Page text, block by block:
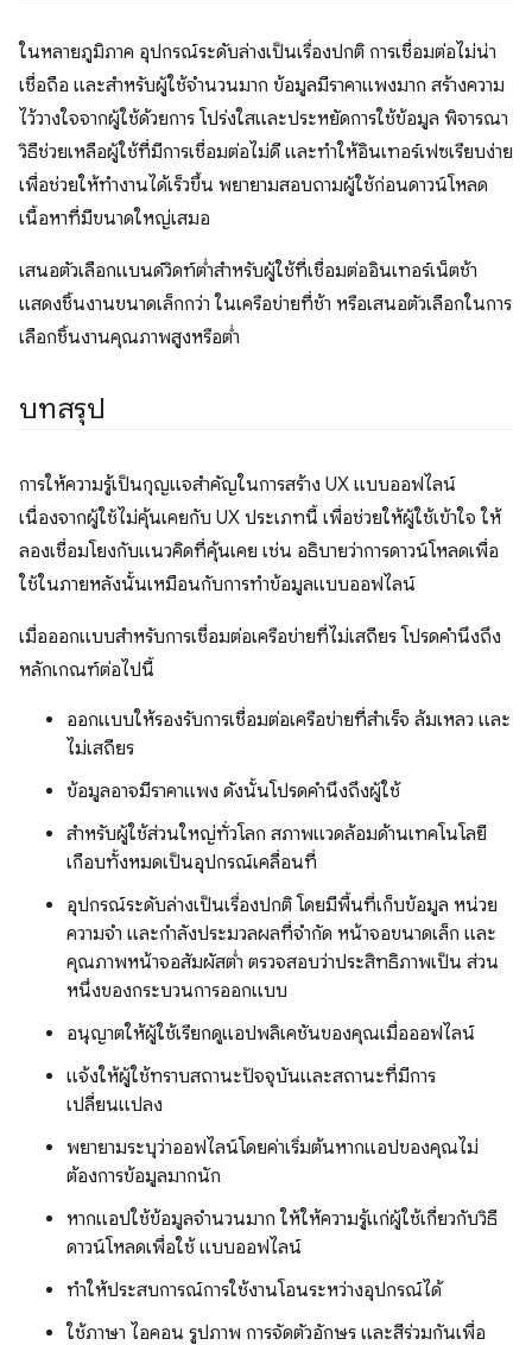
ในหลายภูมิภาค อุปกรณ์ระดับล่างเป็นเรื่องปกติ การเชื่อมต่อไม่น่า
เชื่อถือ และสำหรับผู้ใช้จำนวนมาก ข้อมูลมีราคาแพงมาก สร้างความ
ไว้วางใจจากผู้ใช้ด้วยการ โปร่งใสและประหยัดการใช้ข้อมูล พิจารณา
วิธีช่วยเหลือผู้ใช้ที่มีการเชื่อมต่อไม่ดี และทำให้อินเทอร์เฟซเรียบง่าย
เพื่อช่วยให้ทำงานได้เร็วขึ้น พยายามสอบถามผู้ใช้ก่อนดาวน์โหลด
เนื้อหาที่มีขนาดใหญ่เสมอ
เสนอตัวเลือกแบนด์วิดท์ต่ำสำหรับผู้ใช้ที่เชื่อมต่ออินเทอร์เน็ตช้า
แสดงชิ้นงานขนาดเล็กกว่า ในเครือข่ายที่ช้า หรือเสนอตัวเลือกในการ
เลือกชิ้นงานคุณภาพสูงหรือต่ำ
บทสรุป
การให้ความรู้เป็นกุญแจสำคัญในการสร้าง UX แบบออฟไลน์
เนื่องจากผู้ใช้ไม่คุ้นเคยกับ UX ประเภทนี้ เพื่อช่วยให้ผู้ใช้เข้าใจ ให้
ลองเชื่อมโยงกับแนวคิดที่คุ้นเคย เช่น อธิบายว่าการดาวน์โหลดเพื่อ
ใช้ในภายหลังนั้นเหมือนกับการทำข้อมูลแบบออฟไลน์
เมื่อออกแบบสำหรับการเชื่อมต่อเครือข่ายที่ไม่เสถียร โปรดคำนึงถึง
หลักเกณฑ์ต่อไปนี้
ออกแบบให้รองรับการเชื่อมต่อเครือข่ายที่สำเร็จ ล้มเหลว และ
ไม่เสถียร
ข้อมูลอาจมีราคาแพง ดังนั้นโปรดคำนึงถึงผู้ใช้
สำหรับผู้ใช้ส่วนใหญ่ทั่วโลก สภาพแวดล้อมด้านเทคโนโลยี
เกือบทั้งหมดเป็นอุปกรณ์เคลื่อนที่
อุปกรณ์ระดับล่างเป็นเรื่องปกติ โดยมีพื้นที่เก็บข้อมูล หน่วย
ความจำ และกำลังประมวลผลที่จำกัด หน้าจอขนาดเล็ก และ
คุณภาพหน้าจอสัมผัสต่ำ ตรวจสอบว่าประสิทธิภาพเป็น ส่วน
หนึ่งของกระบวนการออกแบบ
อนุญาตให้ผู้ใช้เรียกดูแอปพลิเคชันของคุณเมื่อออฟไลน์
แจ้งให้ผู้ใช้ทราบสถานะปัจจุบันและสถานะที่มีการ
เปลี่ยนแปลง
พยายามระบุว่าออฟไลน์โดยค่าเริ่มต้นหากแอปของคุณไม่
ต้องการข้อมูลมากนัก
หากแอปใช้ข้อมูลจำนวนมาก ให้ให้ความรู้แก่ผู้ใช้เกี่ยวกับวิธี
ดาวน์โหลดเพื่อใช้ แบบออฟไลน์
ทำให้ประสบการณ์การใช้งานโอนระหว่างอุปกรณ์ได้
ใช้ภาษา ไอคอน รูปภาพ การจัดตัวอักษร และสีร่วมกันเพื่อ